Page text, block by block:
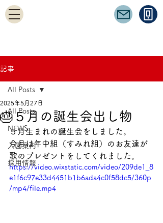
記事
All Posts
NEWS
入園案内
採用情報
All Posts
🎂５月の誕生会出し物
2025年5月27日
５月生まれの誕生会をしました。
今月は年中組（すみれ組）のお友達が
歌のプレゼントをしてくれました。
https://video.wixstatic.com/video/209de1_8
e1f6c97e33d4451b1b6ada4c0f58dc5/360p
/mp4/file.mp4